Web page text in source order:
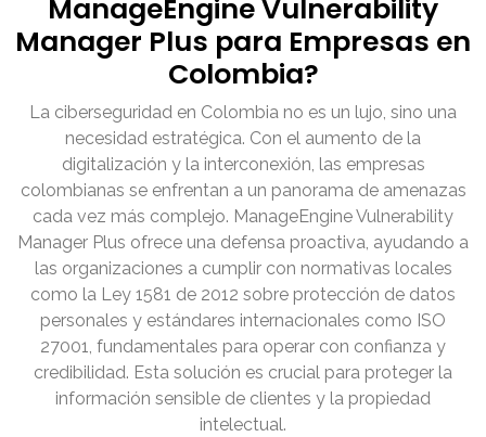
ManageEngine Vulnerability
Manager Plus para Empresas en
Colombia?
La ciberseguridad en Colombia no es un lujo, sino una
necesidad estratégica. Con el aumento de la
digitalización y la interconexión, las empresas
colombianas se enfrentan a un panorama de amenazas
cada vez más complejo. ManageEngine Vulnerability
Manager Plus ofrece una defensa proactiva, ayudando a
las organizaciones a cumplir con normativas locales
como la Ley 1581 de 2012 sobre protección de datos
personales y estándares internacionales como ISO
27001, fundamentales para operar con confianza y
credibilidad. Esta solución es crucial para proteger la
información sensible de clientes y la propiedad
intelectual.